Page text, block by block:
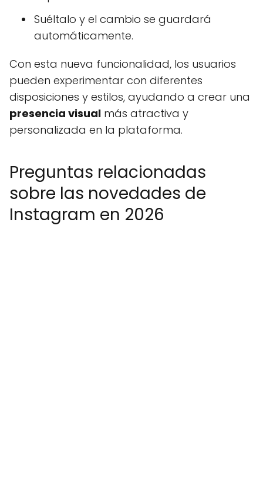
Suéltalo y el cambio se guardará
automáticamente.
Con esta nueva funcionalidad, los usuarios
pueden experimentar con diferentes
disposiciones y estilos, ayudando a crear una
presencia visual más atractiva y
personalizada en la plataforma.
Preguntas relacionadas
sobre las novedades de
Instagram en 2026